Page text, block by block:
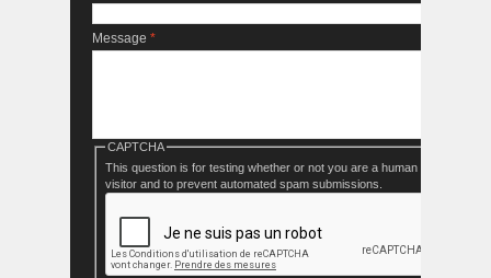
Message *
CAPTCHA
This question is for testing whether or not you are a human
visitor and to prevent automated spam submissions.